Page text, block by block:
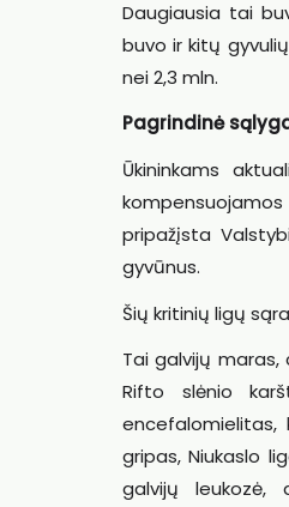
Daugiausia tai
buvo ir kitų
nei 2,3 mln.
Pagrindinė
Ūkininkams
pripažįsta
gyvūnus.
Šių kritinių ligų
Tai galvijų maras,
Rifto slėnio
encefalomielitas,
gripas, Niukaslo
galvijų